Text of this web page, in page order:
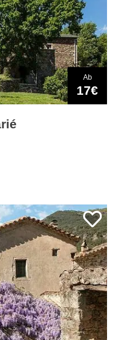
Ab
17€